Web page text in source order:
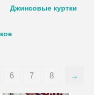
Джинсовые куртки
6 7 8